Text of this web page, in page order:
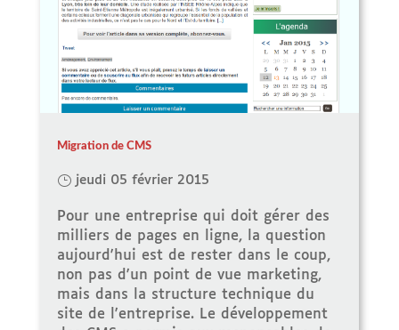
Migration de CMS
jeudi 05 février 2015
Pour une entreprise qui doit gérer des
milliers de pages en ligne, la question
aujourd'hui est de rester dans le coup,
non pas d'un point de vue marketing,
mais dans la structure technique du
site de l'entreprise. Le développement